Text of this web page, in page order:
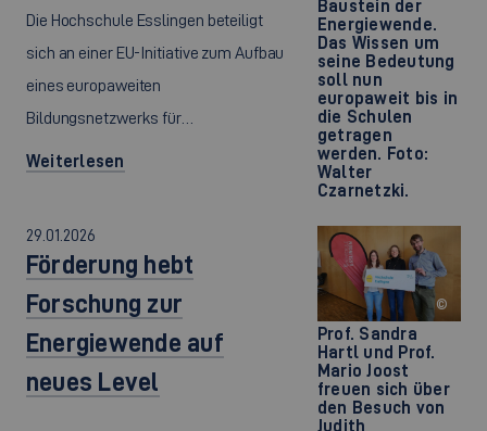
Baustein der
Energiewende.
Das Wissen um
seine Bedeutung
soll nun
europaweit bis in
die Schulen
getragen
werden. Foto:
Walter
Czarnetzki.
Die Hochschule Esslingen beteiligt
sich an einer EU-Initiative zum Aufbau
eines europaweiten
Bildungsnetzwerks für…
Weiterlesen
Prof. Sandra
Hartl und Prof.
Mario Joost
freuen sich über
den Besuch von
Judith
©
29.01.2026
Förderung hebt
Forschung zur
Energiewende auf
neues Level